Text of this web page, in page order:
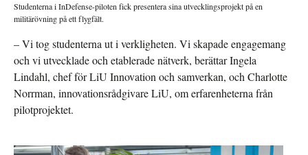
Studenterna i InDefense-piloten fick presentera sina utvecklingsprojekt på en
militärövning på ett flygfält.
– Vi tog studenterna ut i verkligheten. Vi skapade engagemang
och vi utvecklade och etablerade nätverk, berättar Ingela
Lindahl, chef för LiU Innovation och samverkan, och Charlotte
Norrman, innovationsrådgivare LiU, om erfarenheterna från
pilotprojektet.